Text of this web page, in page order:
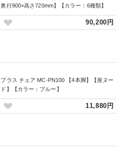
奥行900×高さ720mm】【カラー：6種類】
90,200円
プラス チェア MC-PN100 【4本脚】【座ヌー
ド】【カラー：ブルー】
11,880円